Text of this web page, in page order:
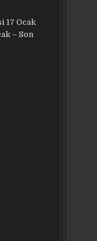
17 Ocak
– Son